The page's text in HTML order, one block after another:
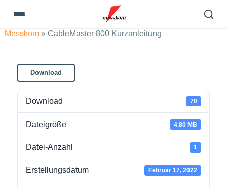
Messkom » CableMaster 800 Kurzanleitung
Download
Download 70
Dateigröße 4.80 MB
Datei-Anzahl 1
Erstellungsdatum Februar 17, 2022